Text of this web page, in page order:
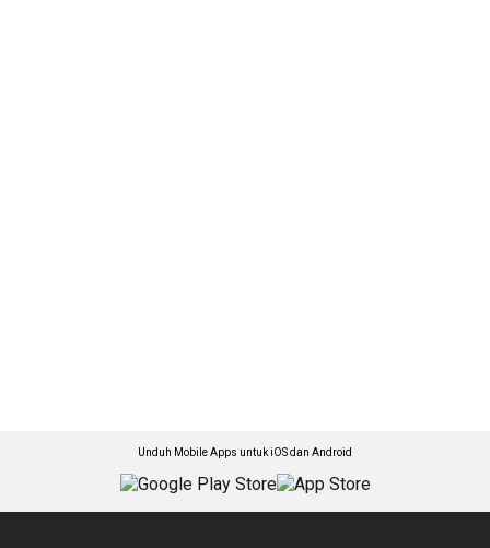
Unduh Mobile Apps untuk iOS dan Android